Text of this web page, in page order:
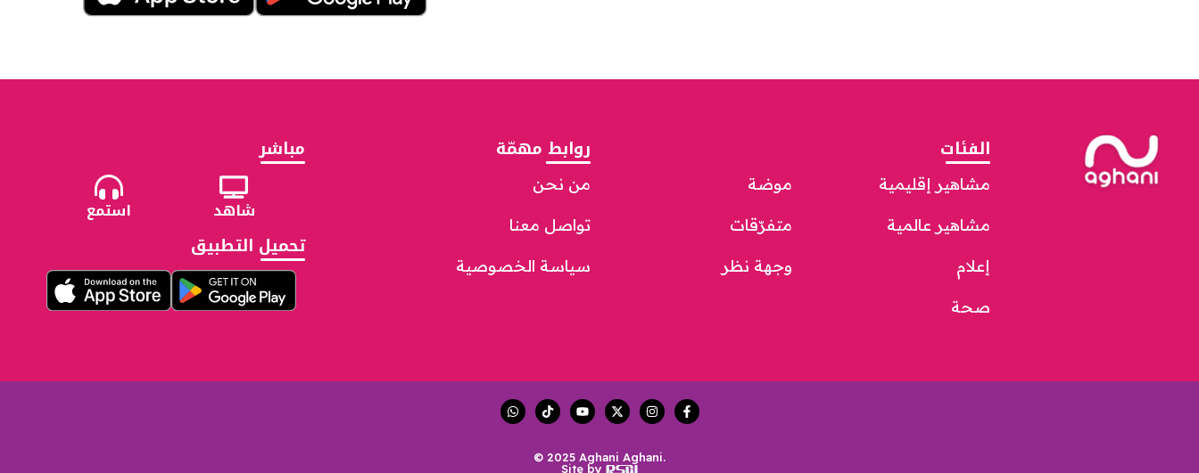
الفئات
مشاهير إقليمية
مشاهير عالمية
إعلام
صحة
موضة
متفرّقات
وجهة نظر
روابط مهمّة
من نحن
تواصل معنا
سياسة الخصوصية
مباشر
شاهد استمع
تحميل التطبيق
© 2025 Aghani Aghani.
Site by